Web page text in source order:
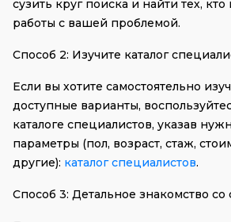
сузить круг поиска и найти тех,
работы с вашей проблемой.
Способ 2: Изучите каталог
Если вы хотите самостоятельно
доступные варианты,
каталоге специалистов, указав
параметры (пол, возраст, стаж,
другие): каталог специалистов.
Способ 3: Детальное знакомство со